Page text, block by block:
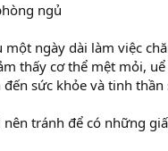
ngủ
ngày dài làm việc
thấy cơ thể mệt mỏi,
sức khỏe và tinh thần
tránh để có những